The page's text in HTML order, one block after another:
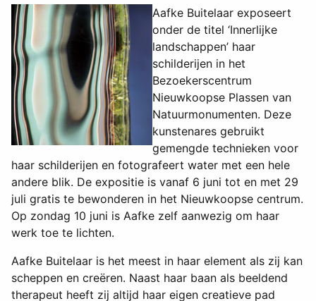
Aafke Buitelaar exposeert
onder de titel ‘Innerlijke
landschappen’ haar
schilderijen in het
Bezoekerscentrum
Nieuwkoopse Plassen van
Natuurmonumenten. Deze
kunstenares gebruikt
gemengde technieken voor
haar schilderijen en fotografeert water met een hele
andere blik. De expositie is vanaf 6 juni tot en met 29
juli gratis te bewonderen in het Nieuwkoopse centrum.
Op zondag 10 juni is Aafke zelf aanwezig om haar
werk toe te lichten.
Aafke Buitelaar is het meest in haar element als zij kan
scheppen en creëren. Naast haar baan als beeldend
therapeut heeft zij altijd haar eigen creatieve pad